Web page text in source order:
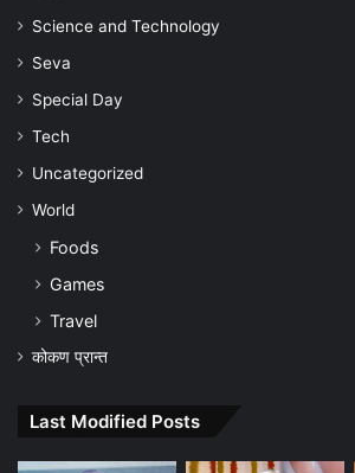
Science and Technology
Seva
Special Day
Tech
Uncategorized
World
Foods
Games
Travel
कोकण प्रान्त
Last Modified Posts